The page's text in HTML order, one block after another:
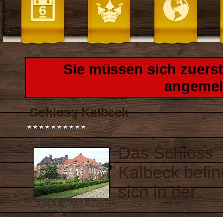
Sie müssen sich
Schloss Kalbeck
By Khalid Rashid [CC-BY-SA-2.0-
de],via Wikimedia Commons
Das Schloss
Kalbeck
sich in der